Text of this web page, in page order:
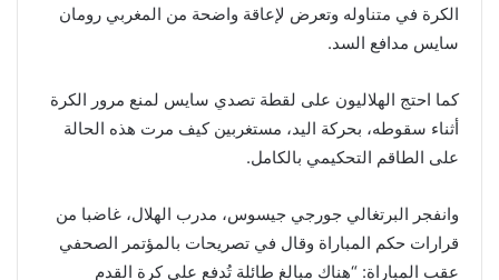
الكرة في متناوله وتعرض لإعاقة واضحة من المغربي رومان
سايس مدافع السد.
كما احتج الهلاليون على لقطة تصدي سايس لمنع مرور الكرة
أثناء سقوطه، بحركة اليد، مستغربين كيف مرت هذه الحالة
على الطاقم التحكيمي بالكامل.
وانفجر البرتغالي جورجي جيسوس، مدرب الهلال، غاضبا من
قرارات حكم المباراة وقال في تصريحات بالمؤتمر الصحفي
عقب المباراة: “هناك مبالغ طائلة تُدفع على كرة القدم